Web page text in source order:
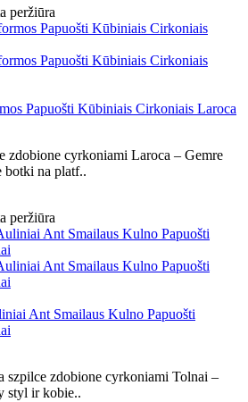
peržiūra
Papuošti Kūbiniais Cirkoniais Laroca
zdobione cyrkoniami Laroca – Gemre
na platf..
peržiūra
Ant Smailaus Kulno Papuošti
szpilce zdobione cyrkoniami Tolnai –
styl ir kobie..